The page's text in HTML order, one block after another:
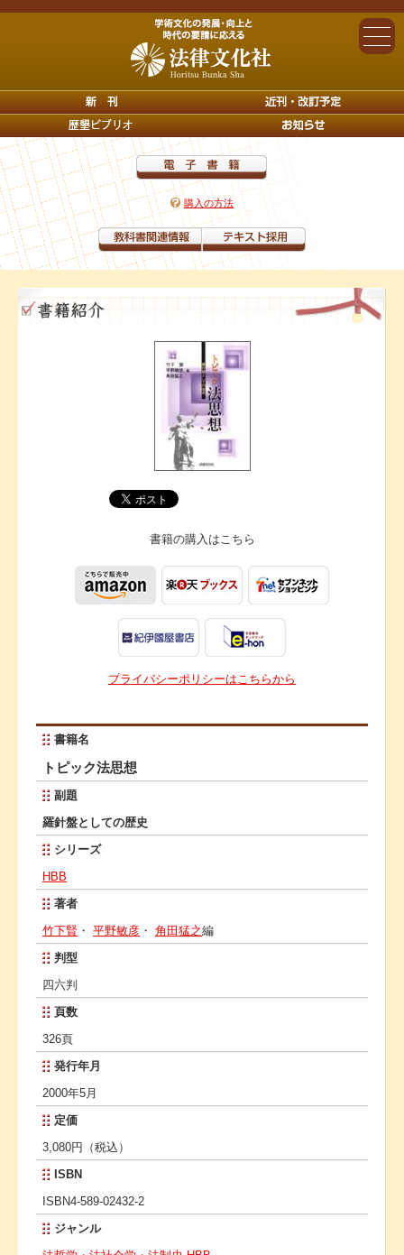
購入の方法
書籍の購入はこちら
プライバシーポリシーはこちらから
書籍名
トピック法思想
副題
羅針盤としての歴史
シリーズ
HBB
著者
竹下賢 ・ 平野敏彦 ・ 角田猛之編
判型
四六判
頁数
326頁
発行年月
2000年5月
定価
3,080円（税込）
ISBN
ISBN4-589-02432-2
ジャンル